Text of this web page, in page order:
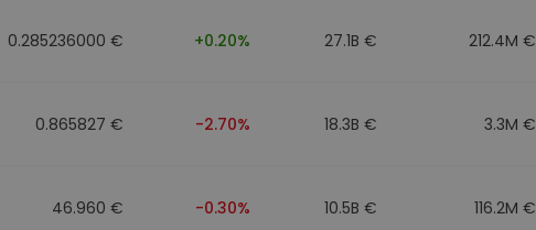
0.285236000 € +0.20% 27.1B € 212.4M €
0.865827 € -2.70% 18.3B € 3.3M €
46.960 € -0.30% 10.5B € 116.2M €